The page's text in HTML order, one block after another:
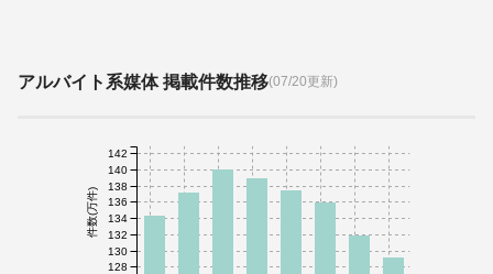
アルバイト系媒体 掲載件数推移(07/20更新)
件数(万件)
128
130
132
134
136
138
140
142